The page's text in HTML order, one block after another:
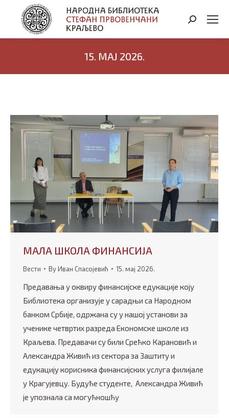
Search:
15. МАЈ 2026.
МАЛА ШКОЛА ФИНАНСИЈА
Вести ByИван Спасојевић 15. мај 2026.
Предавања у оквиру финансијске едукације коју
Библиотека организује у сарадњи са Народном
банком Србије, одржана су у нашој установи за
ученике четвртих разреда Економске школе из
Краљева. Предавачи су били Срећко Карановић и
Александра Живић из сектора за Заштиту и
едукацију корисника финансијских услуга филијале
у Крагујевцу. Будуће студенте, Александра Живић
је упознала са могућношћу